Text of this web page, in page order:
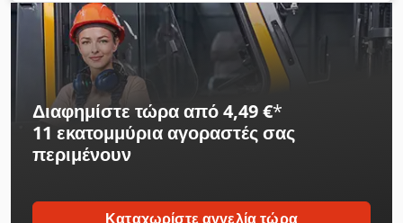
-Τύπος: AB6-C1400 Dkodpfx Aneqnt N Dsler -Αριθμός
αξόνων: 6 -Εμβέλεια: 1400 mm -Μέγιστη φέρουσα ικανότητα: 6
kg -Ηλεκτρικός πίνακας -Τηλεχειριστήριο -Σύστημα
προώθησης σύρματος -Πηγή συγκόλλησης: TIG WSM400R
-Ψύκτης
Διαφημίστε τώρα από 4,49 €*
11 εκατομμύρια αγοραστέςσας
περιμένουν
Καταχωρίστε αγγελία τώρα